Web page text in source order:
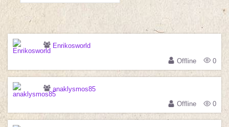
Enrikosworld
Offline
0
anaklysmos85
Offline
0